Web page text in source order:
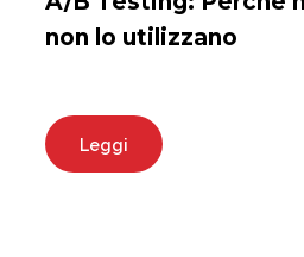
non lo utilizzano
Leggi